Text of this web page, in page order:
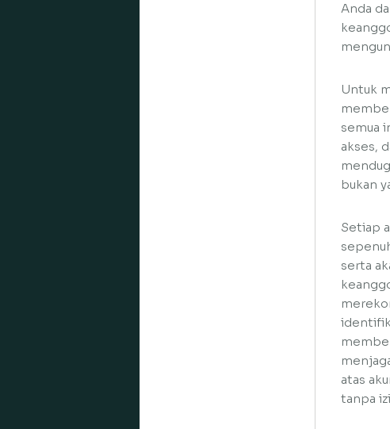
Anda
Untuk
semua
akses,
bukan
Setiap
serta
atas
tanpa